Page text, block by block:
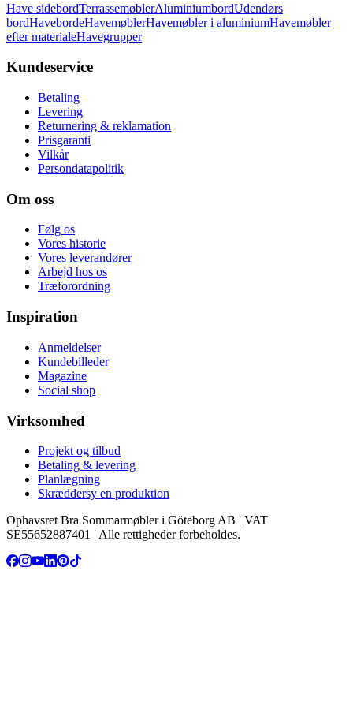
Have sidebordTerrassemøblerAluminiumbordUdendørs
bordHavebordeHavemøblerHavemøbler i aluminiumHavemøbler
efter materialeHavegrupper
Kundeservice
Betaling
Levering
Returnering & reklamation
Prisgaranti
Vilkår
Persondatapolitik
Om oss
Følg os
Vores historie
Vores leverandører
Arbejd hos os
Træforordning
Inspiration
Anmeldelser
Kundebilleder
Magazine
Social shop
Virksomhed
Projekt og tilbud
Betaling & levering
Planlægning
Skræddersy en produktion
Ophavsret Bra Sommarmøbler i Göteborg AB | VAT
SE55652887401 | Alle rettigheder forbeholdes.